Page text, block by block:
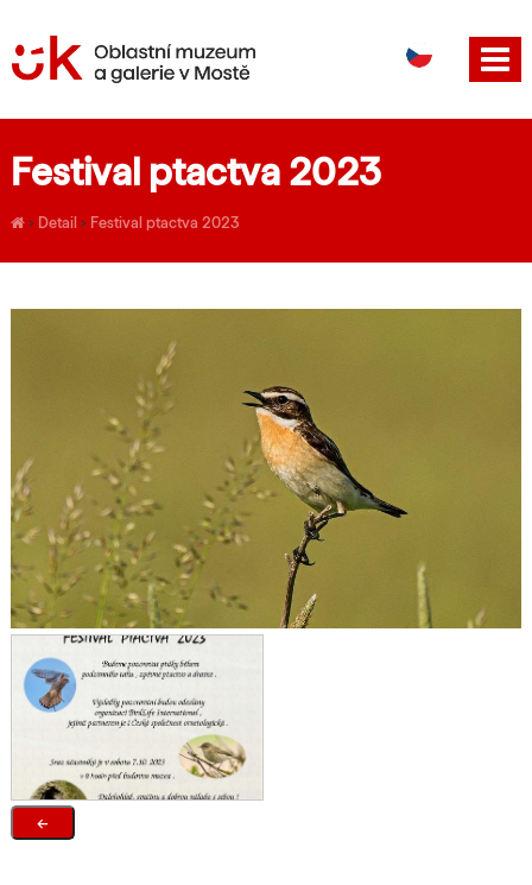
EN
Festival ptactva 2023
› Detail › Festival ptactva 2023
←